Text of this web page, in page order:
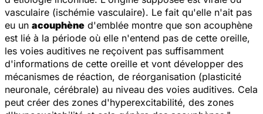
vasculaire (ischémie vasculaire). Le fait qu'elle n'ait pas
eu un acouphène d'emblée montre que son acouphène
est lié à la période où elle n'entend pas de cette oreille,
les voies auditives ne reçoivent pas suffisamment
d'informations de cette oreille et vont développer des
mécanismes de réaction, de réorganisation (plasticité
neuronale, cérébrale) au niveau des voies auditives. Cela
peut créer des zones d'hyperexcitabilité, des zones